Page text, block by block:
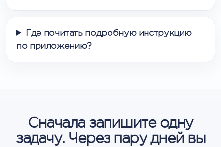
Где почитать подробную инструкцию
по приложению?
Сначала запишите одну
задачу. Через пару дней вы